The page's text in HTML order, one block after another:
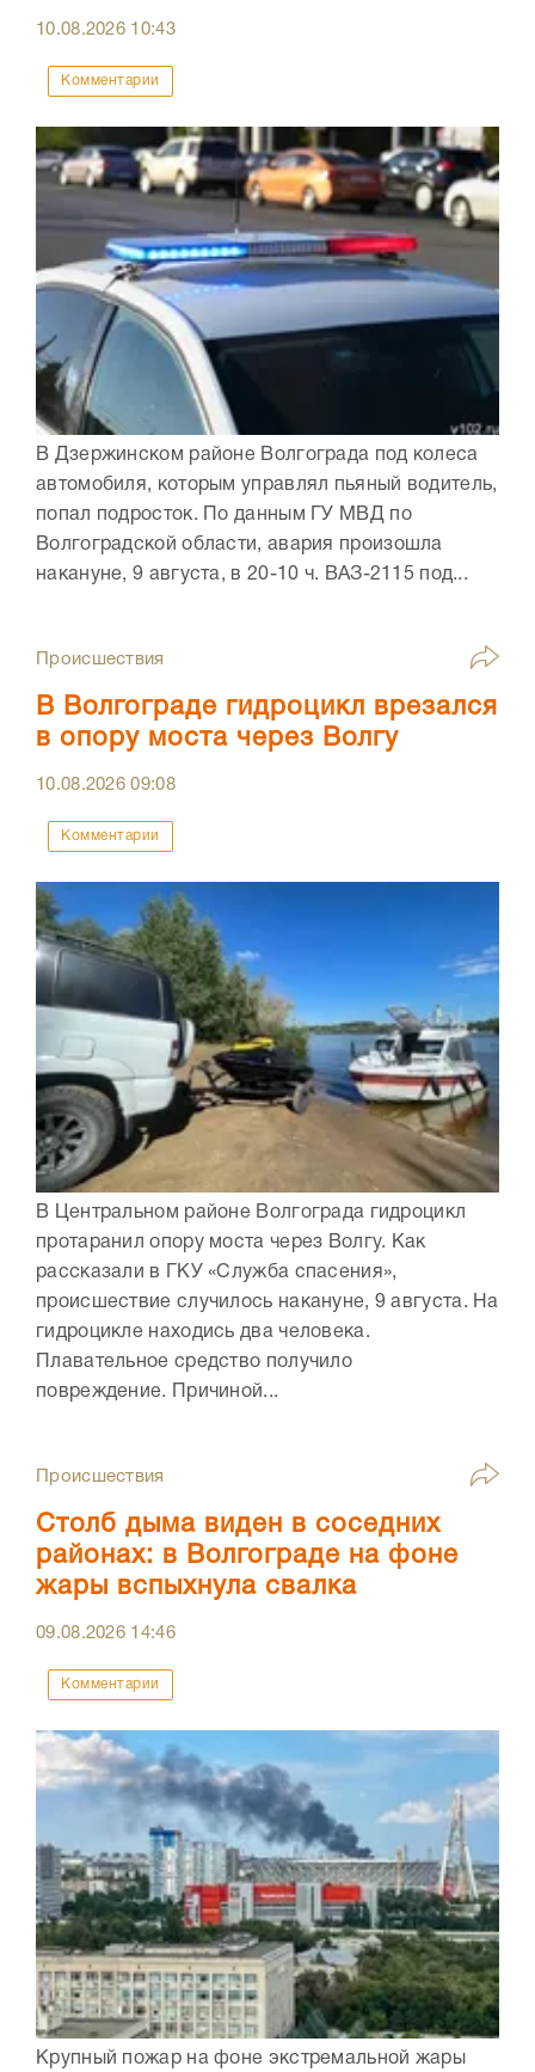
10.08.2026 10:43
Комментарии
В Дзержинском районе Волгограда под колеса
автомобиля, которым управлял пьяный водитель,
попал подросток. По данным ГУ МВД по
Волгоградской области, авария произошла
накануне, 9 августа, в 20-10 ч. ВАЗ-2115 под...
Происшествия
В Волгограде гидроцикл врезался
в опору моста через Волгу
10.08.202609:08
Комментарии
В Центральном районе Волгограда гидроцикл
протаранил опору моста через Волгу. Как
рассказали в ГКУ «Служба спасения»,
происшествие случилось накануне, 9 августа. На
гидроцикле находись два человека.
Плавательное средство получило
повреждение. Причиной...
Происшествия
Столб дыма виден в соседних
районах: в Волгограде на фоне
жары вспыхнула свалка
09.08.2026 14:46
Комментарии
Крупный пожар на фоне экстремальной жары